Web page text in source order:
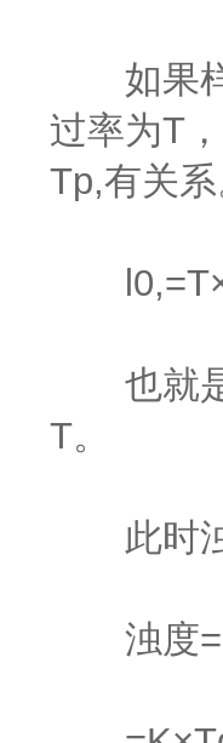
如果样
过率为T
Tp,有关
也就是
T。
此时浊
浊度